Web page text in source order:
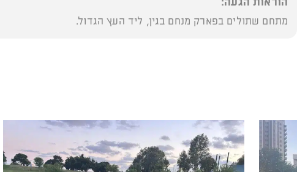
הוראות הגעה:
מתחם שתולים בפארק מנחם בגין, ליד העץ הגדול.